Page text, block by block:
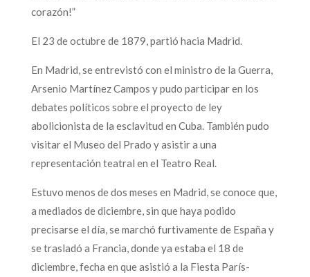
corazón!”
El 23 de octubre de 1879, partió hacia Madrid.
En Madrid, se entrevistó con el ministro de la Guerra,
Arsenio Martínez Campos y pudo participar en los
debates políticos sobre el proyecto de ley
abolicionista de la esclavitud en Cuba. También pudo
visitar el Museo del Prado y asistir a una
representación teatral en el Teatro Real.
Estuvo menos de dos meses en Madrid, se conoce que,
a mediados de diciembre, sin que haya podido
precisarse el día, se marchó furtivamente de España y
se trasladó a Francia, donde ya estaba el 18 de
diciembre, fecha en que asistió a la Fiesta París-